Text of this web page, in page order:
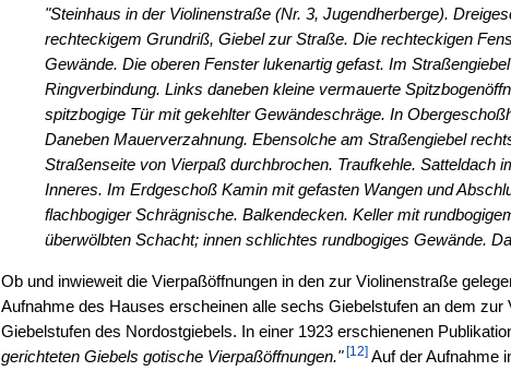
"Steinhaus in der Violinenstraße (Nr. 3, Jugendherberge).
rechteckigem Grundriß, Giebel zur Straße. Die rechteckigen
Gewände. Die oberen Fenster lukenartig gefast. Im
Ringverbindung. Links daneben kleine vermauerte
spitzbogige Tür mit gekehlter Gewändeschräge. In
Daneben Mauerverzahnung. Ebensolche am Straßengiebel
Straßenseite von Vierpaß durchbrochen. Traufkehle. Satteldach
Inneres. Im Erdgeschoß Kamin mit gefasten Wangen und
flachbogiger Schrägnische. Balkendecken. Keller mit
überwölbten Schacht; innen schlichtes rundbogiges Gewände.
Ob und inwieweit die Vierpaßöffnungen in den zur Violinenstraße
Aufnahme des Hauses erscheinen alle sechs Giebelstufen an dem
Giebelstufen des Nordostgiebels. In einer 1923 erschienenen
gerichteten Giebels gotische Vierpaßöffnungen."[12] Auf der Aufnahme